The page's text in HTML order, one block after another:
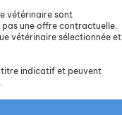
vétérinaire sont
une offre contractuelle.
vétérinaire sélectionnée et
titre indicatif et peuvent